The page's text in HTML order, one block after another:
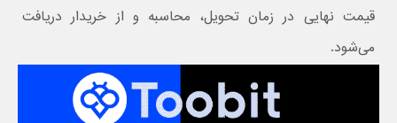
قیمت نهایی در زمان تحویل، محاسبه و از خریدار دریافت
می‌شود.